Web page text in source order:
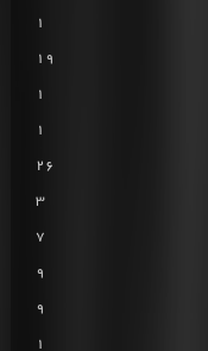
1
19
1
1
26
3
7
9
9
1